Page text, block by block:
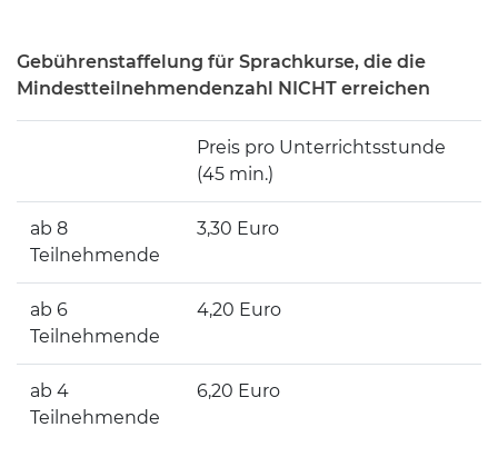
Gebührenstaffelung für Sprachkurse, die die
Mindestteilnehmendenzahl NICHT erreichen
Preis pro Unterrichtsstunde
(45 min.)
ab 8
Teilnehmende
3,30 Euro
ab 6
Teilnehmende
4,20 Euro
ab 4
Teilnehmende
6,20 Euro